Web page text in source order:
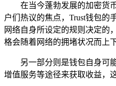
在当今蓬勃发展的加密货
户们热议的焦点，Trust钱包的
网络自身所设定的规则决定的
格会随着网络的拥堵状况而上
另一部分则是钱包自身可
增值服务等途径来获取收益，